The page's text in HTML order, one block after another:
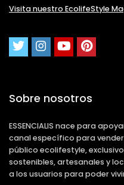
Visita nuestro EcolifeStyle
Sobre nosotros
ESSENCIALIS nace para
canal específico para
público ecolifestyle,
sostenibles, artesanales y
a los usuarios para poder